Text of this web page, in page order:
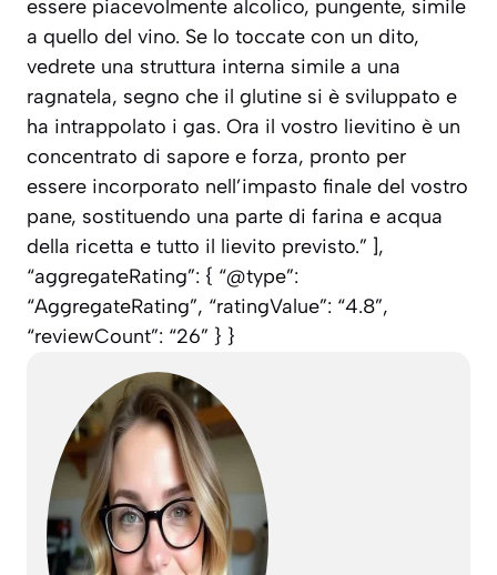
essere piacevolmente alcolico, pungente, simile
a quello del vino. Se lo toccate con un dito,
vedrete una struttura interna simile a una
ragnatela, segno che il glutine si è sviluppato e
ha intrappolato i gas. Ora il vostro lievitino è un
concentrato di sapore e forza, pronto per
essere incorporato nell’impasto finale del vostro
pane, sostituendo una parte di farina e acqua
della ricetta e tutto il lievito previsto.” ],
“aggregateRating”: { “@type”:
“AggregateRating”, “ratingValue”: “4.8”,
“reviewCount”: “26” } }